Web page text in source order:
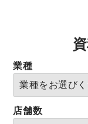
業種
店舗数